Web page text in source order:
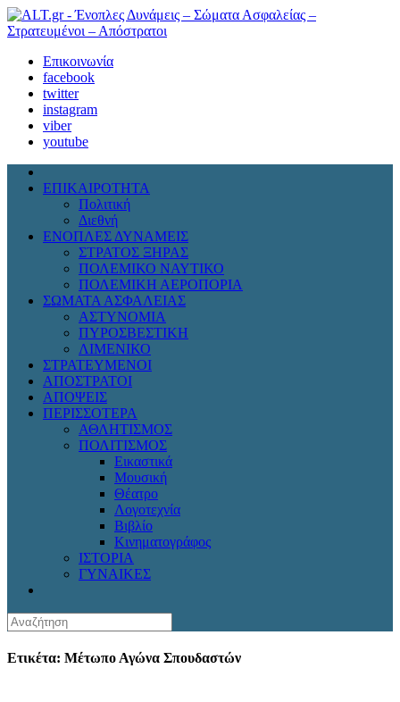
Επικοινωνία
facebook
twitter
instagram
viber
youtube
ΕΠΙΚΑΙΡΟΤΗΤΑ
Πολιτική
Διεθνή
ΕΝΟΠΛΕΣ ΔΥΝΑΜΕΙΣ
ΣΤΡΑΤΟΣ ΞΗΡΑΣ
ΠΟΛΕΜΙΚΟ ΝΑΥΤΙΚΟ
ΠΟΛΕΜΙΚΗ ΑΕΡΟΠΟΡΙΑ
ΣΩΜΑΤΑ ΑΣΦΑΛΕΙΑΣ
ΑΣΤΥΝΟΜΙΑ
ΠΥΡΟΣΒΕΣΤΙΚΗ
ΛΙΜΕΝΙΚΟ
ΣΤΡΑΤΕΥΜΕΝΟΙ
ΑΠΟΣΤΡΑΤΟΙ
ΑΠΟΨΕΙΣ
ΠΕΡΙΣΣΟΤΕΡΑ
ΑΘΛΗΤΙΣΜΟΣ
ΠΟΛΙΤΙΣΜΟΣ
Εικαστικά
Μουσική
Θέατρο
Λογοτεχνία
Βιβλίο
Κινηματογράφος
ΙΣΤΟΡΙΑ
ΓΥΝΑΙΚΕΣ
Ετικέτα: Μέτωπο Αγώνα Σπουδαστών